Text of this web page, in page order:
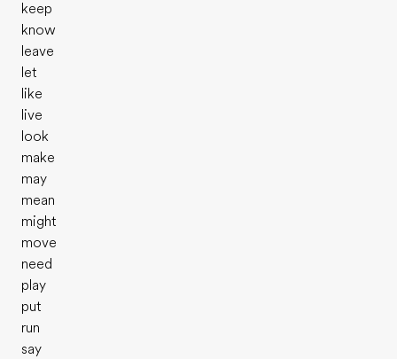
keep
know
leave
let
like
live
look
make
may
mean
might
move
need
play
put
run
say